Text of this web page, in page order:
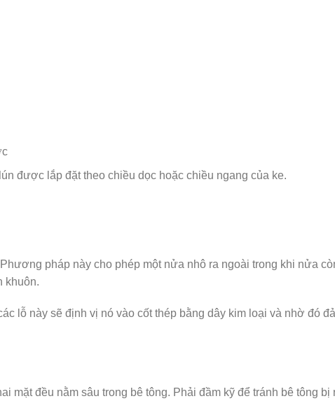
được lắp đặt theo chiều dọc hoặc chiều ngang của ke.
pháp này cho phép một nửa nhô ra ngoài trong khi nửa
khuôn.
lỗ này sẽ định vị nó vào cốt thép bằng dây kim loại và nhờ đó
mặt đều nằm sâu trong bê tông. Phải đầm kỹ để tránh bê tông bị